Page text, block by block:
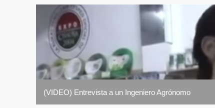
Realizar estudios, diagnósticos, evaluaciones y
niveles: local, departamental, provincial, nacional
Programar, ejecutar y evaluar acciones de
producción agropecuaria y forestal.
Organizar, dirigir, controlar y asesorar
las mismas funciones en establecimientos
Organizar, dirigir, controlar y asesorar
Intervenir en la organización, dirección, control y
producción animal.
(VIDEO) Entrevista a un Ingeniero Agrónomo